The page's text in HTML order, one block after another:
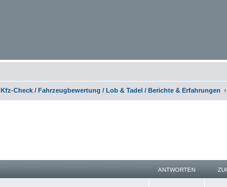
Kfz-Check / Fahrzeugbewertung / Lob & Tadel / Berichte & Erfahrungen
ANTWORTEN